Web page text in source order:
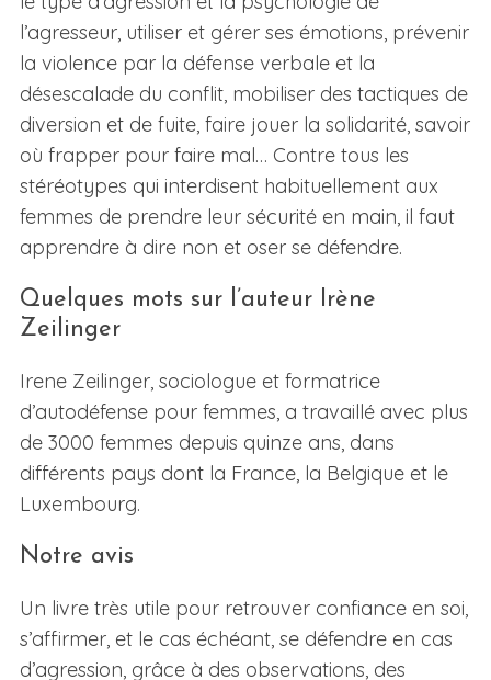
l’agresseur, utiliser et gérer ses émotions, prévenir
la violence par la défense verbale et la
désescalade du conflit, mobiliser des tactiques de
diversion et de fuite, faire jouer la solidarité, savoir
où frapper pour faire mal… Contre tous les
stéréotypes qui interdisent habituellement aux
femmes de prendre leur sécurité en main, il faut
apprendre à dire non et oser se défendre.
Quelques mots sur l’auteur Irène
Zeilinger
Irene Zeilinger, sociologue et formatrice
d’autodéfense pour femmes, a travaillé avec plus
de 3000 femmes depuis quinze ans, dans
différents pays dont la France, la Belgique et le
Luxembourg.
Notre avis
Un livre très utile pour retrouver confiance en soi,
s’affirmer, et le cas échéant, se défendre en cas
d’agression, grâce à des observations, des